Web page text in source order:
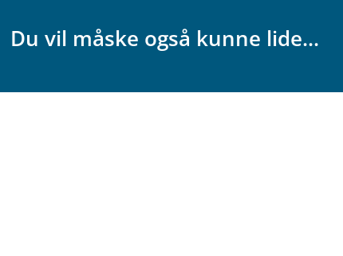
Du vil måske også kunne lide...